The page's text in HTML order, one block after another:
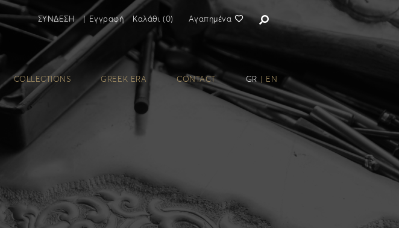
ΣΥΝΔΕΣΗ | Εγγραφή Καλάθι (0) Αγαπημένα
COLLECTIONS GREEK ERA CONTACT GR EN